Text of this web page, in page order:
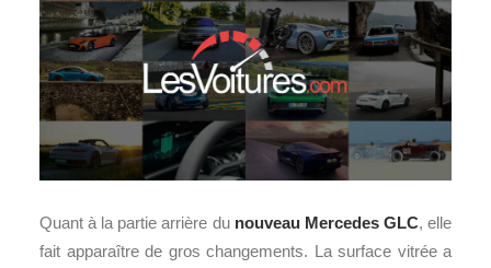
Quant à la partie arrière du nouveau Mercedes GLC, elle
fait apparaître de gros changements. La surface vitrée a